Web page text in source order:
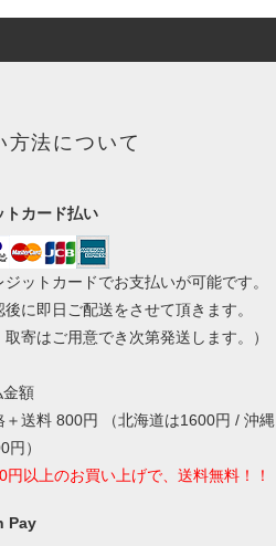
方法について
トカード払い
ジットカードでお支払いが可能です。
に即日ご配送をさせて頂きます。
取寄はご用意でき次第発送します。）
金額
＋送料 800円 （北海道は1600円 / 沖縄
円）
以上のお買い上げで、送料無料！！
Pay